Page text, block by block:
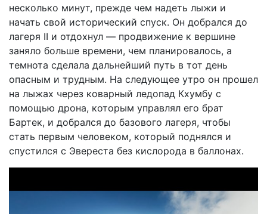
несколько минут, прежде чем надеть лыжи и
начать свой исторический спуск. Он добрался до
лагеря II и отдохнул — продвижение к вершине
заняло больше времени, чем планировалось, а
темнота сделала дальнейший путь в тот день
опасным и трудным. На следующее утро он прошел
на лыжах через коварный ледопад Кхумбу с
помощью дрона, которым управлял его брат
Бартек, и добрался до базового лагеря, чтобы
стать первым человеком, который поднялся и
спустился с Эвереста без кислорода в баллонах.